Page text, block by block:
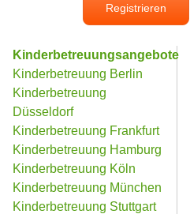
Registrieren
Kinderbetreuungsangebote
Kinderbetreuung Berlin
Kinderbetreuung
Düsseldorf
Kinderbetreuung Frankfurt
Kinderbetreuung Hamburg
Kinderbetreuung Köln
Kinderbetreuung München
Kinderbetreuung Stuttgart